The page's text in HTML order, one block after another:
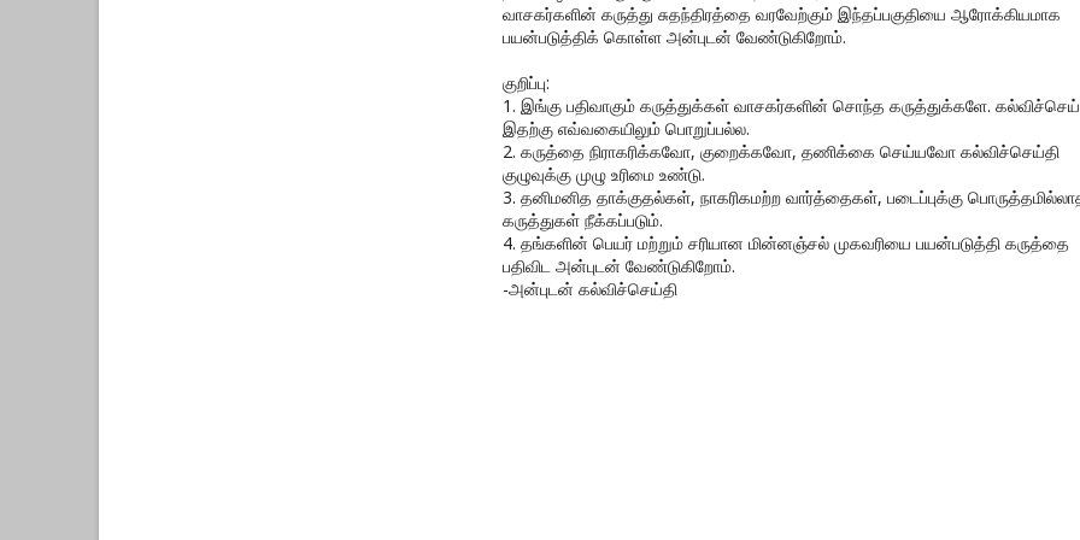
வாசகர்களின் கருத்து சுதந்திரத்தை வரவேற்கும் இந்தப்பகுதியை ஆரோக்கியமாக
பயன்படுத்திக் கொள்ள அன்புடன் வேண்டுகிறோம்.
குறிப்பு:
1. இங்கு பதிவாகும் கருத்துக்கள் வாசகர்களின் சொந்த கருத்துக்களே.
இதற்கு எவ்வகையிலும் பொறுப்பல்ல.
2. கருத்தை நிராகரிக்கவோ, குறைக்கவோ, தணிக்கை செய்யவோ கல்விச்செய்தி
குழுவுக்கு முழு உரிமை உண்டு.
3. தனிமனித தாக்குதல்கள், நாகரிகமற்ற வார்த்தைகள், படைப்புக்கு
கருத்துகள் நீக்கப்படும்.
4. தங்களின் பெயர் மற்றும் சரியான மின்னஞ்சல் முகவரியை பயன்படுத்தி கருத்தை
பதிவிட அன்புடன் வேண்டுகிறோம்.
-அன்புடன் கல்விச்செய்தி